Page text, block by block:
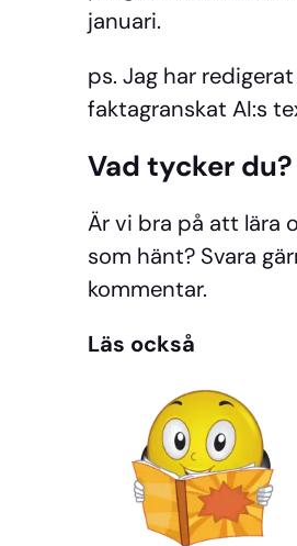
januari.
ps. Jag har
faktagranskat AI:s
Vad tycker du?
Är vi bra på att lära
som hänt? Svara
kommentar.
Läs också